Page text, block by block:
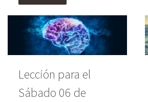
Lección para el
Sábado 06 de